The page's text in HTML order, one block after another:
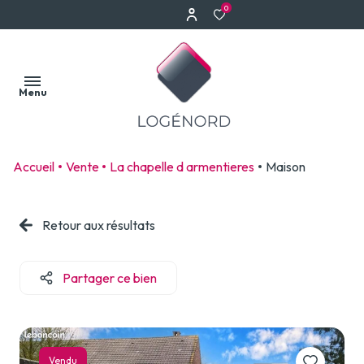
0
Menu
Nos
Acheter
Louer
vendus
Notre
Estimation
Faire
votre
Estimation à
Erquinghem-
Accueil Vente La chapelle d armentieres Maison
Retour aux résultats
Partager ce bien
Vendu